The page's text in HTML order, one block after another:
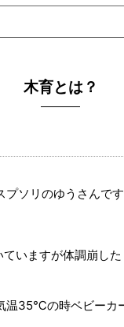
木育とは？
ソリのゆうさんです
ていますが体調崩し
温35℃の時ベビーカ